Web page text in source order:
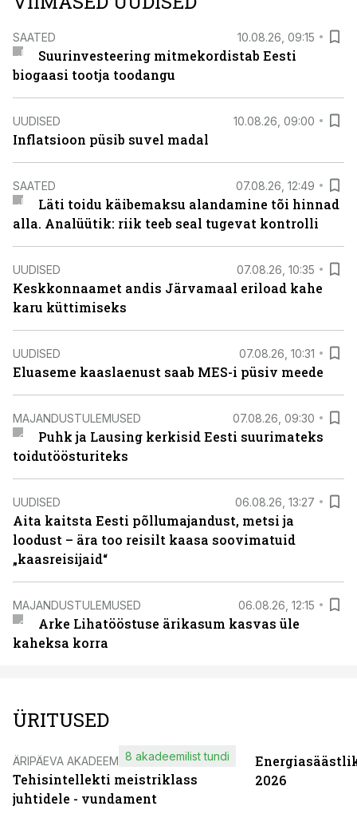
SAATED 10.08.26, 09:15
Suurinvesteering mitmekordistab Eesti
biogaasi tootja toodangu
UUDISED 10.08.26, 09:00
Inflatsioon püsib suvel madal
SAATED 07.08.26, 12:49
Läti toidu käibemaksu alandamine tõi hinnad
alla. Analüütik: riik teeb seal tugevat kontrolli
UUDISED 07.08.26, 10:35
Keskkonnaamet andis Järvamaal eriload kahe
karu küttimiseks
UUDISED 07.08.26, 10:31
Eluaseme kaaslaenust saab MES-i püsiv meede
MAJANDUSTULEMUSED 07.08.26, 09:30
Puhk ja Lausing kerkisid Eesti suurimateks
toidutöösturiteks
UUDISED 06.08.26, 13:27
Aita kaitsta Eesti põllumajandust, metsi ja
loodust – ära too reisilt kaasa soovimatuid
„kaasreisijaid“
MAJANDUSTULEMUSED 06.08.26, 12:15
Arke Lihatööstuse ärikasum kasvas üle
kaheksa korra
ÜRITUSED
ÄRIPÄEVA AKADEEMIA
Tehisintellekti meistriklass
juhtidele - vundament
8 akadeemilist tundi
2026